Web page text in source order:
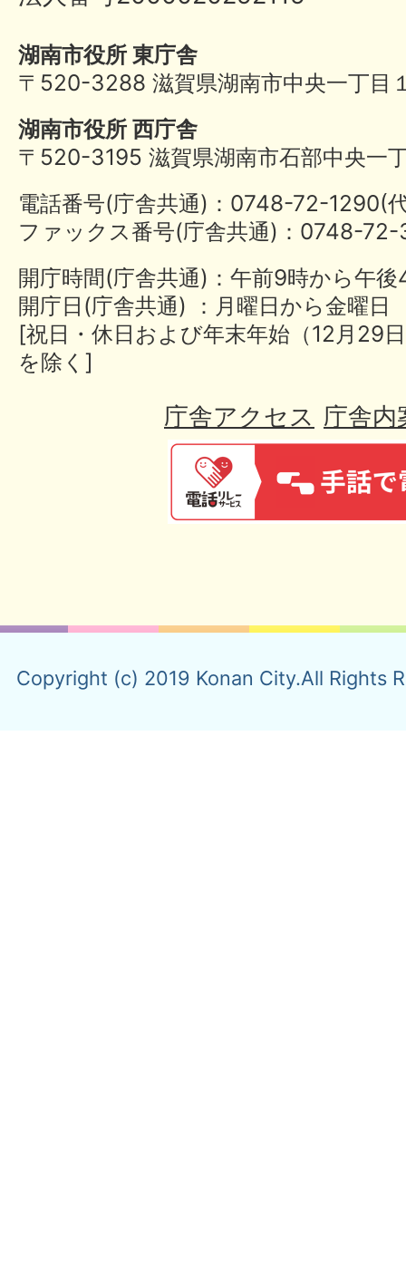
湖南市役所 東庁舎
〒520-3288 滋賀県湖南市中央一丁目
湖南市役所 西庁舎
〒520-3195 滋賀県湖南市石部中央一
電話番号(庁舎共通)：0748-72-
ファックス番号(庁舎共通)：0748-
開庁時間(庁舎共通)：午前9時から午
開庁日(庁舎共通) ：月曜日から金曜日
[祝日・休日および年末年始（12月29
を除く]
庁舎アクセス 庁舎内
Copyright (c) 2019 Konan City.All Rights